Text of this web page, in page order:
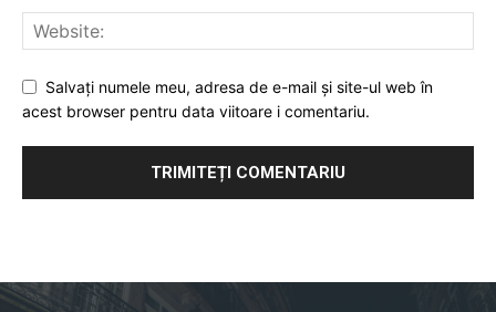
Salvați numele meu, adresa de e-mail și site-ul web în
acest browser pentru data viitoare i comentariu.